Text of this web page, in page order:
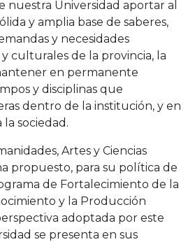
nuestra Universidad aportar al
y amplia base de saberes,
y necesidades
y culturales de la provincia, la
en permanente
y disciplinas que
dentro de la institución, y en
sociedad.
Artes y Ciencias
propuesto, para su política de
de Fortalecimiento de la
y la Producción
adoptada por este
se presenta en sus